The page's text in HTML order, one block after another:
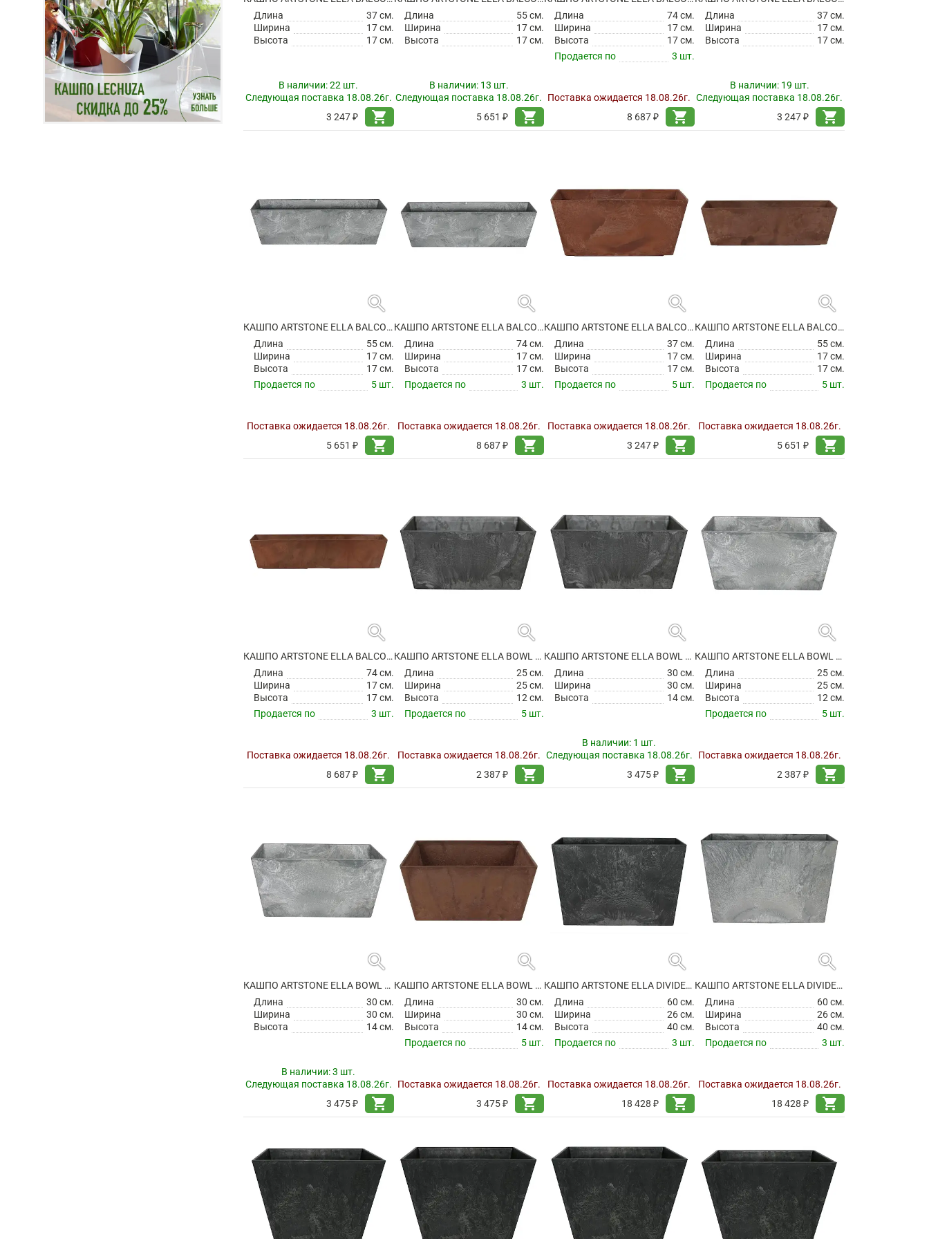
Длина
37 см.
Ширина
17 см.
Высота
17 см.
В наличии:22 шт.
Следующая поставка 18.08.26г.
3 247 ₽
shopping_cart
Длина
55 см.
Ширина
17 см.
Высота
17 см.
В наличии: 13 шт.
Следующая поставка 18.08.26г.
5 651 ₽
shopping_cart
Длина
74 см.
Ширина
17 см.
Высота
17 см.
Продается по
3 шт.
Поставка ожидается 18.08.26г.
8 687 ₽
shopping_cart
Длина
37 см.
Ширина
17 см.
Высота
17 см.
В наличии: 19 шт.
Следующая поставка 18.08.26г.
3 247 ₽
shopping_cart
search
КАШПО ARTSTONE ELLA BALCONY GREY
Длина
55 см.
Ширина
17 см.
Высота
17 см.
Продается по
5 шт.
Поставка ожидается 18.08.26г.
5 651 ₽
shopping_cart
search
КАШПО ARTSTONE ELLA BALCONY GREY
Длина
74 см.
Ширина
17 см.
Высота
17 см.
Продается по
3 шт.
Поставка ожидается 18.08.26г.
8 687 ₽
shopping_cart
search
КАШПО ARTSTONE ELLA BALCONY OAK
Длина
37 см.
Ширина
17 см.
Высота
17 см.
Продается по
5 шт.
Поставка ожидается 18.08.26г.
3 247 ₽
shopping_cart
search
КАШПО ARTSTONE ELLA BALCONY OAK
Длина
55 см.
Ширина
17 см.
Высота
17 см.
Продается по
5 шт.
Поставка ожидается 18.08.26г.
5 651 ₽
shopping_cart
search
КАШПО ARTSTONE ELLA BALCONY OAK
Длина
74 см.
Ширина
17 см.
Высота
17 см.
Продается по
3 шт.
Поставка ожидается 18.08.26г.
8 687 ₽
shopping_cart
search
КАШПО ARTSTONE ELLA BOWL BLACK
Длина
25 см.
Ширина
25 см.
Высота
12 см.
Продается по
5 шт.
Поставка ожидается 18.08.26г.
2 387 ₽
shopping_cart
search
КАШПО ARTSTONE ELLA BOWL BLACK
Длина
30 см.
Ширина
30 см.
Высота
14 см.
В наличии: 1 шт.
Следующая поставка 18.08.26г.
3 475 ₽
shopping_cart
search
КАШПО ARTSTONE ELLA BOWL GREY
Длина
25 см.
Ширина
25 см.
Высота
12 см.
Продается по
5 шт.
Поставка ожидается 18.08.26г.
2 387 ₽
shopping_cart
search
КАШПО ARTSTONE ELLA BOWL GREY
Длина
30 см.
Ширина
30 см.
Высота
14 см.
В наличии:3 шт.
Следующая поставка 18.08.26г.
3 475 ₽
shopping_cart
search
КАШПО ARTSTONE ELLA BOWL OAK
Длина
30 см.
Ширина
30 см.
Высота
14 см.
Продается по
5 шт.
Поставка ожидается 18.08.26г.
3 475 ₽
shopping_cart
search
КАШПО ARTSTONE ELLA DIVIDER BLACK
Длина
60 см.
Ширина
26 см.
Высота
40 см.
Продается по
3 шт.
Поставка ожидается 18.08.26г.
18 428 ₽
shopping_cart
search
КАШПО ARTSTONE ELLA DIVIDER GREY
Длина
60 см.
Ширина
26 см.
Высота
40 см.
Продается по
3 шт.
Поставка ожидается 18.08.26г.
18 428 ₽
shopping_cart